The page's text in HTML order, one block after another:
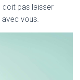
doit pas laisser
vous.